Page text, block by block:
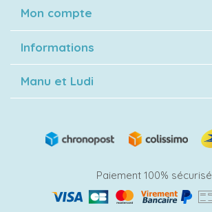
Mon compte
Informations
Manu et Ludi
Paiement 100% sécurisé